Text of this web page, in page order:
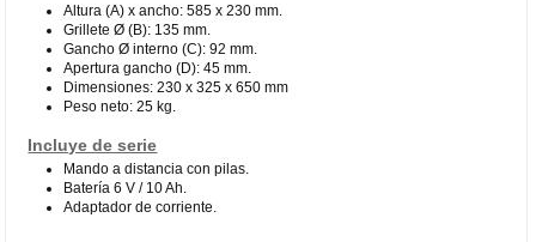
Altura (A) x ancho: 585 x 230 mm.
Grillete Ø (B): 135 mm.
Gancho Ø interno (C): 92 mm.
Apertura gancho (D): 45 mm.
Dimensiones: 230 x 325 x 650 mm
Peso neto: 25 kg.
Incluye de serie
Mando a distancia con pilas.
Batería 6 V / 10 Ah.
Adaptador de corriente.